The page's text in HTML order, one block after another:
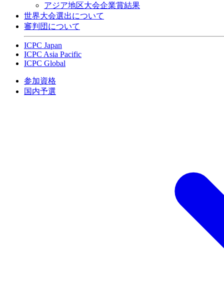
アジア地区大会企業賞結果
世界大会選出について
審判団について
ICPC Japan
ICPC Asia Pacific
ICPC Global
参加資格
国内予選